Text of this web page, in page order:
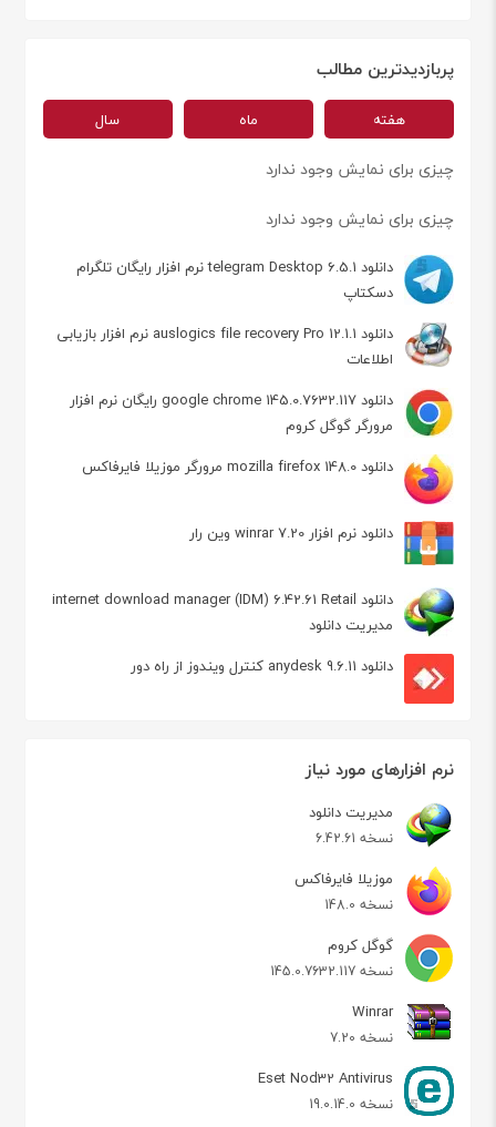
پربازدیدترین مطالب
هفته ماه سال
چیزی برای نمایش وجود ندارد
چیزی برای نمایش وجود ندارد
دانلود telegram Desktop 6.5.1 نرم افزار رایگان تلگرام
دسکتاپ
دانلود auslogics file recovery Pro 12.1.1 نرم افزار بازیابی
اطلاعات
دانلود google chrome 145.0.7632.117 رایگان نرم افزار
مرورگر گوگل کروم
دانلود mozilla firefox 148.0 مرورگر موزیلا فایرفاکس
دانلود نرم افزار winrar 7.20 وین رار
دانلود internet download manager (IDM) 6.42.61 Retail
مدیریت دانلود
دانلود anydesk 9.6.11 کنترل ویندوز از راه دور
نرم افزارهای مورد نیاز
مدیریت دانلود
نسخه 6.42.61
موزیلا فایرفاکس
نسخه 148.0
گوگل کروم
نسخه 145.0.7632.117
Winrar
نسخه 7.20
Eset Nod32 Antivirus
نسخه 19.0.14.0